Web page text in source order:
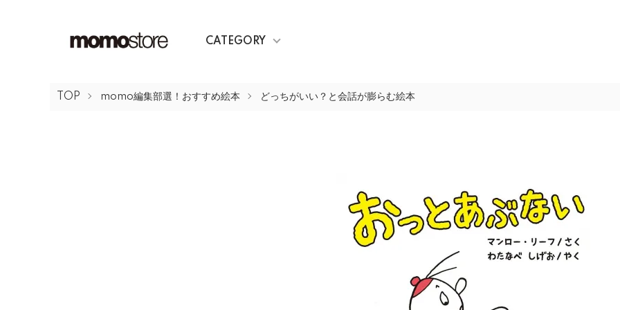
CATEGORY
TOP momo編集部選！おすすめ絵本 どっちがいい？と会話が膨らむ絵本